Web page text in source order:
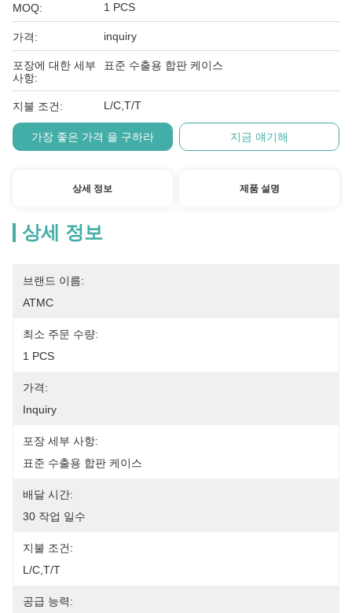
MOQ: 1 PCS
가격: inquiry
포장에 대한 세부
사항:
표준 수출용 합판 케이스
지불 조건: L/C,T/T
가장 좋은 가격 을 구하라 지금 얘기해
상세 정보 제품 설명
상세 정보
브랜드 이름:
ATMC
최소 주문 수량:
1 PCS
가격:
Inquiry
포장 세부 사항:
표준 수출용 합판 케이스
배달 시간:
30 작업 일수
지불 조건:
L/C,T/T
공급 능력: